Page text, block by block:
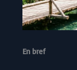
En bref